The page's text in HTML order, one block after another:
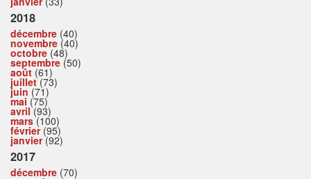
2018
décembre (40)
novembre (40)
octobre (48)
septembre (50)
août (61)
juillet(73)
juin (71)
mai (75)
avril(93)
mars(100)
février(95)
janvier(92)
2017
décembre (70)